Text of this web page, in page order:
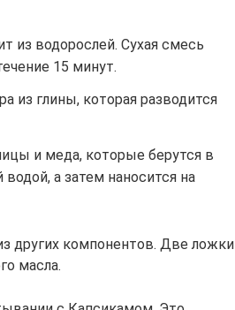
из водорослей. Сухая смесь
15 минут.
из глины, которая разводится
и меда, которые берутся в
а затем наносится на
других компонентов. Две ложки
масла.